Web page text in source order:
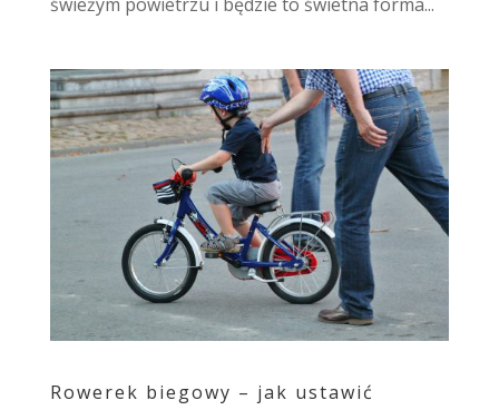
Rowerek biegowy – jak ustawić